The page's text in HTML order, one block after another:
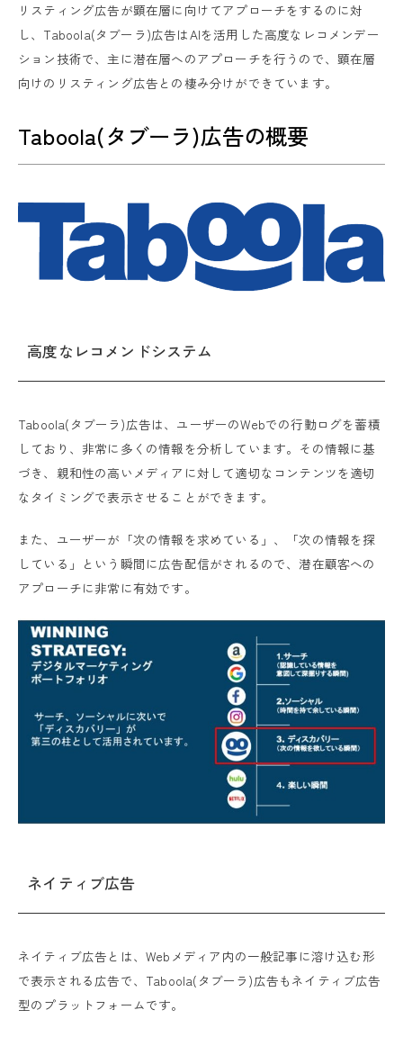
リスティング広告が顕在層に向けてアプローチをするのに対
し、Taboola(タブーラ)広告はAIを活用した高度なレコメンデー
ション技術で、主に潜在層へのアプローチを行うので、顕在層
向けのリスティング広告との棲み分けができています。
Taboola(タブーラ)広告の概要
高度なレコメンドシステム
Taboola(タブーラ)広告は、ユーザーのWebでの行動ログを蓄積
しており、非常に多くの情報を分析しています。その情報に基
づき、親和性の高いメディアに対して適切なコンテンツを適切
なタイミングで表示させることができます。
また、ユーザーが「次の情報を求めている」、「次の情報を探
している」という瞬間に広告配信がされるので、潜在顧客への
アプローチに非常に有効です。
ネイティブ広告
ネイティブ広告とは、Webメディア内の一般記事に溶け込む形
で表示される広告で、Taboola(タブーラ)広告もネイティブ広告
型のプラットフォームです。